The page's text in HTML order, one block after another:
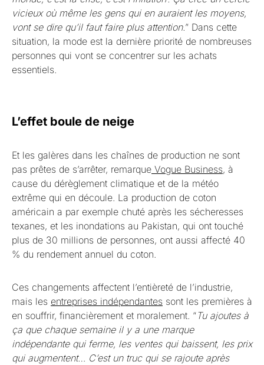
vicieux où même les gens qui en auraient les moyens,
vont se dire qu’il faut faire plus attention.” Dans cette
situation, la mode est la dernière priorité de nombreuses
personnes qui vont se concentrer sur les achats
essentiels.
L’effet boule de neige
Et les galères dans les chaînes de production ne sont
pas prêtes de s’arrêter, remarque Vogue Business, à
cause du dérèglement climatique et de la météo
extrême qui en découle. La production de coton
américain a par exemple chuté après les sécheresses
texanes, et les inondations au Pakistan, qui ont touché
plus de 30 millions de personnes, ont aussi affecté 40
% du rendement annuel du coton.
Ces changements affectent l’entièreté de l’industrie,
mais les entreprises indépendantes sont les premières à
en souffrir, financièrement et moralement. “Tu ajoutes à
ça que chaque semaine il y a une marque
indépendante qui ferme, les ventes qui baissent, les prix
qui augmentent… C’est un truc qui se rajoute après